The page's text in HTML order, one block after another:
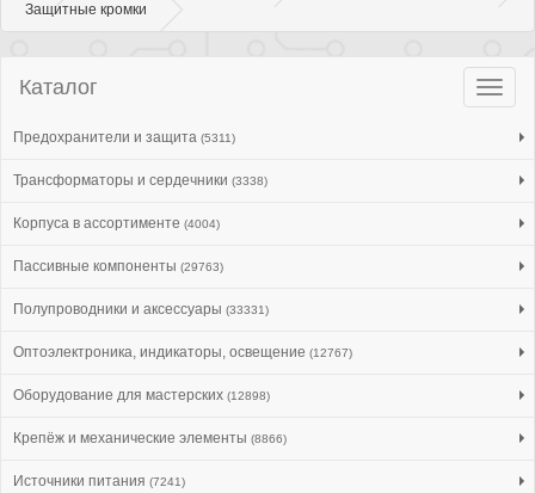
Защитные кромки
Каталог
Предохранители и защита (5311)
Трансформаторы и сердечники (3338)
Корпуса в ассортименте (4004)
Пассивные компоненты (29763)
Полупроводники и аксессуары (33331)
Оптоэлектроника, индикаторы, освещение (12767)
Оборудование для мастерских (12898)
Крепёж и механические элементы (8866)
Источники питания (7241)